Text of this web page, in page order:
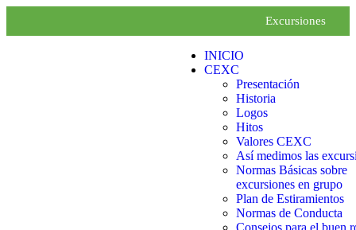
Excursiones
INICIO
CEXC
Presentación
Historia
Logos
Hitos
Valores CEXC
Así medimos las
Normas Básicas sobre
excursiones en grupo
Plan de Estiramientos
Normas de Conducta
Consejos para el buen